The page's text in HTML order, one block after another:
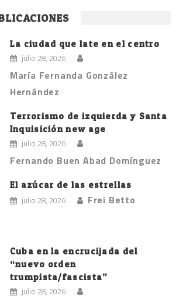
La ciudad que late en el centro
julio 28, 2026
María Fernanda González
Hernández
Terrorismo de izquierda y Santa
Inquisición new age
julio 28, 2026
Fernando Buen Abad Domínguez
El azúcar de las estrellas
julio 28, 2026 Frei Betto
Cuba en la encrucijada del
“nuevo orden
trumpista/fascista”
julio 28, 2026